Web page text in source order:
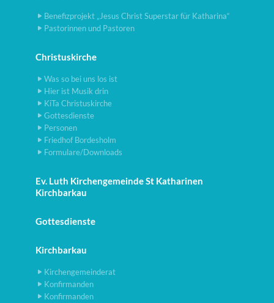
Benefizprojekt „Jesus Christ Superstar für Katharina“
Pastorinnen und Pastoren
Christuskirche
Was so bei uns los ist
Hier ist Musik drin
KiTa Christuskirche
Gottesdienste
Personen
Friedhof Bordesholm
Formulare/Downloads
Ev. Luth Kirchengemeinde St Katharinen
Kirchbarkau
Gottesdienste
Kirchbarkau
Kirchengemeinderat
Konfirmanden
Konfirmanden